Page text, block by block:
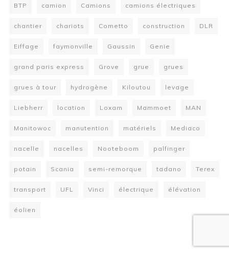
BTP camion Camions camions électriques
chantier chariots Cometto construction DLR
Eiffage faymonville Gaussin Genie
grand paris express Grove grue grues
grues à tour hydrogène Kiloutou levage
Liebherr location Loxam Mammoet MAN
Manitowoc manutention matériels Mediaco
nacelle nacelles Nooteboom palfinger
potain Scania semi-remorque tadano Terex
transport UFL Vinci électrique élévation
éolien